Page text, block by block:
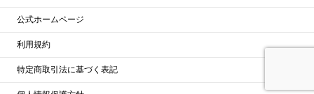
公式ホームページ
利用規約
特定商取引法に基づく表記